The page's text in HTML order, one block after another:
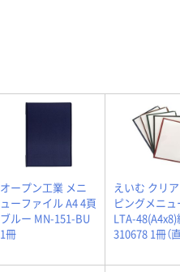
オープン工業 メニ
ューファイル A4 4頁
ブルー MN-151-BU
1冊
えいむ クリ
ピングメニュ
LTA-48(A4x8)
310678 1冊（